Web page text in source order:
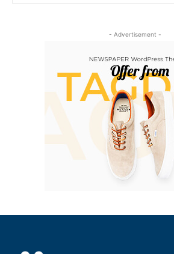
- Advertisement -